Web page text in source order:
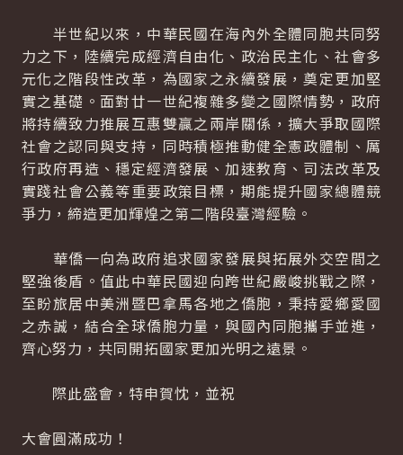
半世紀以來，中華民國在海內外全體同胞共同努
力之下，陸續完成經濟自由化、政治民主化、社會多
元化之階段性改革，為國家之永續發展，奠定更加堅
實之基礎。面對廿一世紀複雜多變之國際情勢，政府
將持續致力推展互惠雙贏之兩岸關係，擴大爭取國際
社會之認同與支持，同時積極推動健全憲政體制、厲
行政府再造、穩定經濟發展、加速教育、司法改革及
實踐社會公義等重要政策目標，期能提升國家總體競
爭力，締造更加輝煌之第二階段臺灣經驗。
華僑一向為政府追求國家發展與拓展外交空間之
堅強後盾。值此中華民國迎向跨世紀嚴峻挑戰之際，
至盼旅居中美洲暨巴拿馬各地之僑胞，秉持愛鄉愛國
之赤誠，結合全球僑胞力量，與國內同胞攜手並進，
齊心努力，共同開拓國家更加光明之遠景。
際此盛會，特申賀忱，並祝
大會圓滿成功！